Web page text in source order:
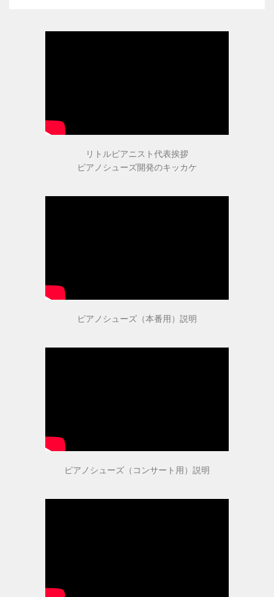
男女兼用（ヒール高2cm）
ゴールド・シルバー系
婦人用のピアノシューズ
リトルピアニスト代表挨拶
ピアノシューズ開発のキッカケ
ピアノシューズ（本番用）説明
ピアノシューズ（コンサート用）説明